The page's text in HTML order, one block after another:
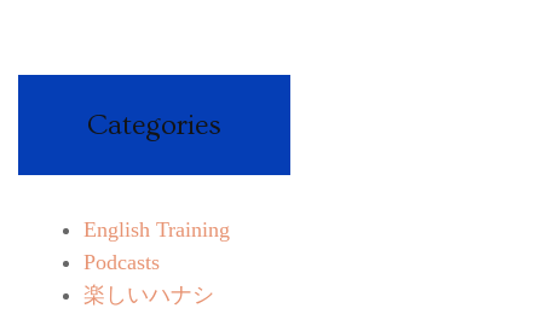
Categories
English Training
Podcasts
楽しいハナシ